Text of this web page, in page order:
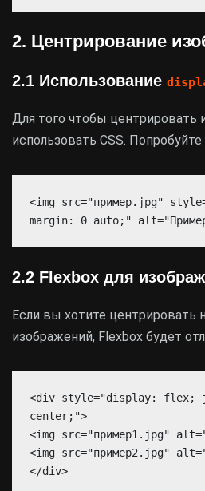
2. Центрирование
2.1 Использование
Для того чтобы центрировать
использовать CSS.
<img src="пример.jpg"
margin: 0 auto;" alt="Пример
2.2 Flexbox для
Если вы хотите центрировать
изображений, Flexbox будет
<div style="display: flex;
center;">
<img src="пример1.jpg"
<img src="пример2.jpg"
</div>